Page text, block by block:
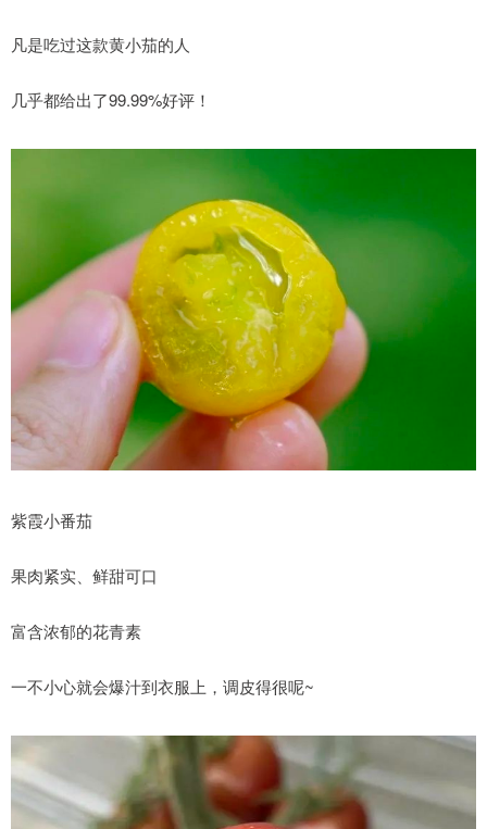
凡是吃过这款黄小茄的人
几乎都给出了99.99%好评！
紫霞小番茄
果肉紧实、鲜甜可口
富含浓郁的花青素
一不小心就会爆汁到衣服上，调皮得很呢~